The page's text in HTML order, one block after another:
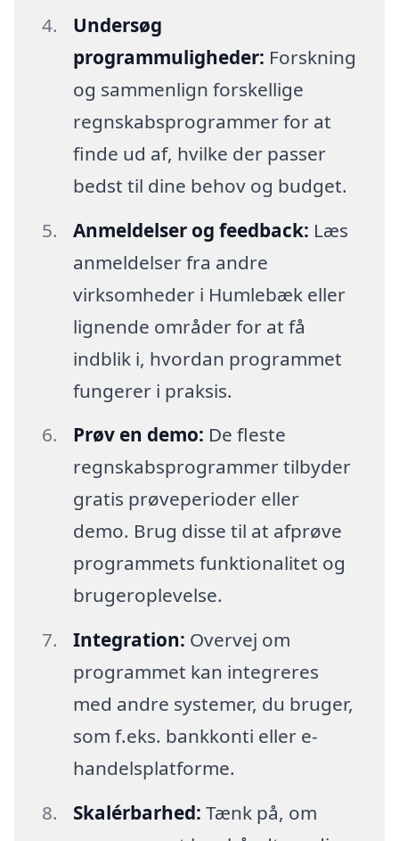
Undersøg
programmuligheder: Forskning
og sammenlign forskellige
regnskabsprogrammer for at
finde ud af, hvilke der passer
bedst til dine behov og budget.
Anmeldelser og feedback: Læs
anmeldelser fra andre
virksomheder i Humlebæk eller
lignende områder for at få
indblik i, hvordan programmet
fungerer i praksis.
Prøv en demo: De fleste
regnskabsprogrammer tilbyder
gratis prøveperioder eller
demo. Brug disse til at afprøve
programmets funktionalitet og
brugeroplevelse.
Integration: Overvej om
programmet kan integreres
med andre systemer, du bruger,
som f.eks. bankkonti eller e-
handelsplatforme.
Skalérbarhed: Tænk på, om